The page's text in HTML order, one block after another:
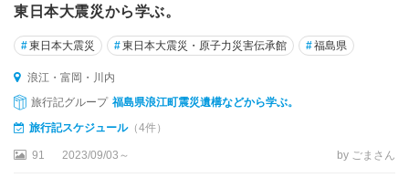
東日本大震災から学ぶ。
#東日本大震災 #東日本大震災・原子力災害伝承館 #福島県
浪江・富岡・川内
旅行記グループ 福島県浪江町震災遺構などから学ぶ。
旅行記スケジュール（4件）
91 2023/09/03～ by ごまさん